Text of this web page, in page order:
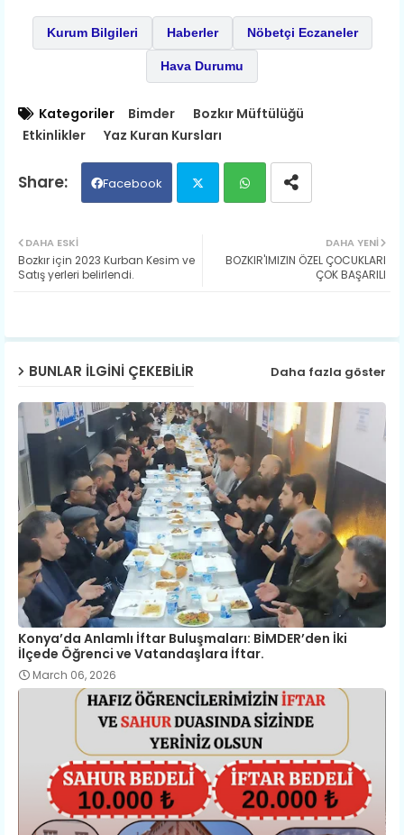
Kurum Bilgileri Haberler Nöbetçi Eczaneler
Hava Durumu
Kategoriler Bimder
Bozkır Müftülüğü
Etkinlikler
Yaz Kuran Kursları
Facebook
ter ats
p
DAHA YENI
​BOZKIR'IMIZIN ÖZEL ÇOCUKLARI
ÇOK BAŞARILI
DAHA ESKI
Bozkır için 2023 Kurban Kesim ve
Satış yerleri belirlendi.
BUNLAR ILGINI ÇEKEBILIR Daha fazla göster
Konya’da Anlamlı İftar Buluşmaları: BİMDER’den İki
İlçede Öğrenci ve Vatandaşlara İftar.
March 06, 2026